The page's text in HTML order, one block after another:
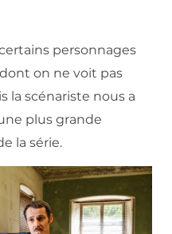
personnages
on ne voit pas
la scénariste nous a
plus grande
la série.